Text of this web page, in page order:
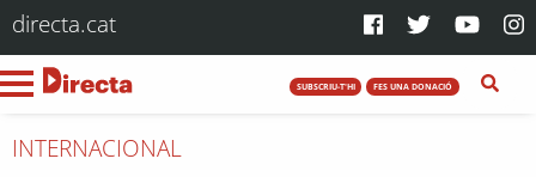
directa.cat
SUBSCRIU-T'HI FES UNA DONACIÓ
INTERNACIONAL